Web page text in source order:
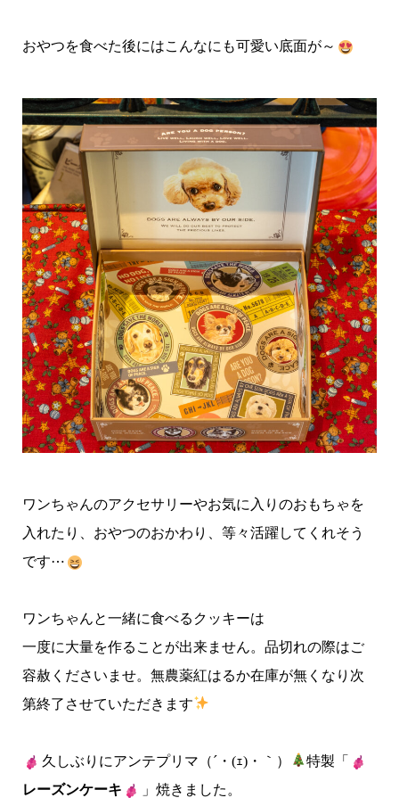
おやつを食べた後にはこんなにも可愛い底面が～
ワンちゃんのアクセサリーやお気に入りのおもちゃを
入れたり、おやつのおかわり、等々活躍してくれそう
です⋯
ワンちゃんと一緒に食べるクッキーは
一度に大量を作ることが出来ません。品切れの際はご
容赦くださいませ。無農薬紅はるか在庫が無くなり次
第終了させていただきます
久しぶりにアンテプリマ（´・(ｪ)・｀）
特製「
レーズンケーキ
」焼きました。